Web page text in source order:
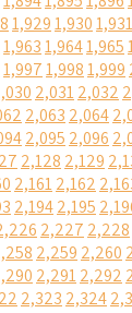
1,9291,9301,931
1,9631,9641,965
1,9971,9981,999
2,0312,032
2,063 2,064
2,095 2,096
2,128 2,129
2,1612,162
2,1942,195
2,227 2,228
2,259 2,260
2,2912,292
2,323 2,324